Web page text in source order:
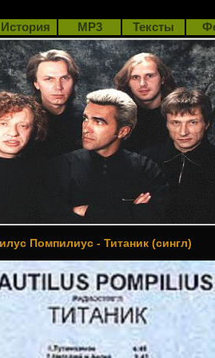
История MP3 Тексты
Помпилиус - Титаник (сингл)